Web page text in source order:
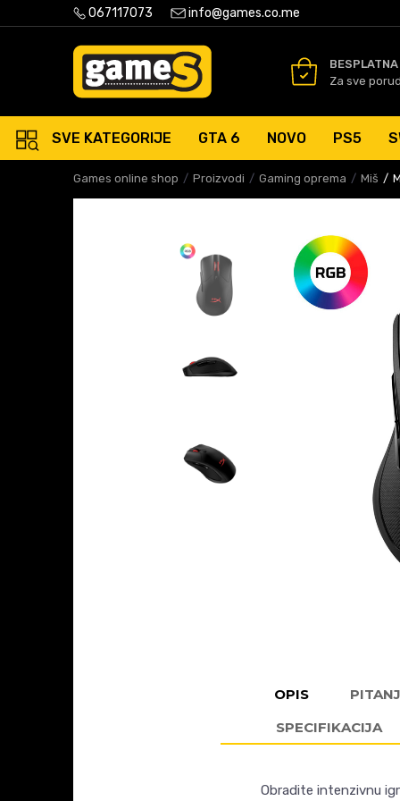
067117073 info@games.co.me
ISPORUKA PORUDŽBINA PREKO 50 EURSIGURNO PLAĆANJE
Za sve
SVE KATEGORIJE GTA 6 NOVO PS5
Games online shop Proizvodi Gaming oprema Miš
OPIS
SPECIFIKACIJA
Obradite intenzivnu